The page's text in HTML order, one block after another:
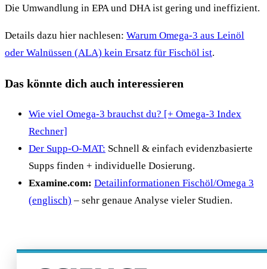
Die Umwandlung in EPA und DHA ist gering und ineffizient.
Details dazu hier nachlesen: Warum Omega-3 aus Leinöl
oder Walnüssen (ALA) kein Ersatz für Fischöl ist.
Das könnte dich auch interessieren
Wie viel Omega-3 brauchst du? [+ Omega-3 Index
Rechner]
Der Supp-O-MAT: Schnell & einfach evidenzbasierte
Supps finden + individuelle Dosierung.
Examine.com: Detailinformationen Fischöl/Omega 3
(englisch) – sehr genaue Analyse vieler Studien.